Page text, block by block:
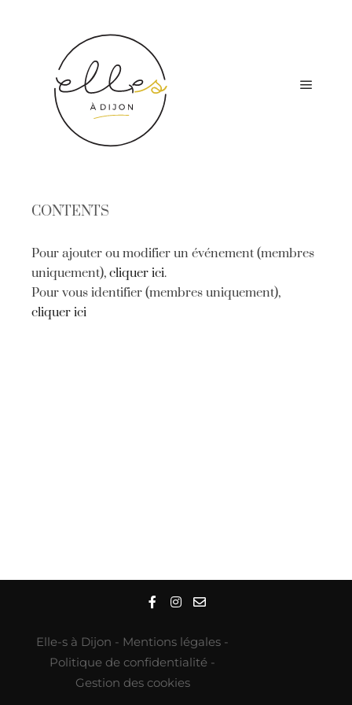
CONTENTS
Pour ajouter ou modifier un événement (membres
uniquement), cliquer ici.
Pour vous identifier (membres uniquement),
cliquer ici
Elle-s à Dijon - Mentions légales -
Politique de confidentialité -
Gestion des cookies